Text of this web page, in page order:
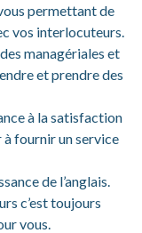
permettant de
vos interlocuteurs.
managériales et
et prendre des
à la satisfaction
à fournir un service
de l’anglais.
c’est toujours
vous.